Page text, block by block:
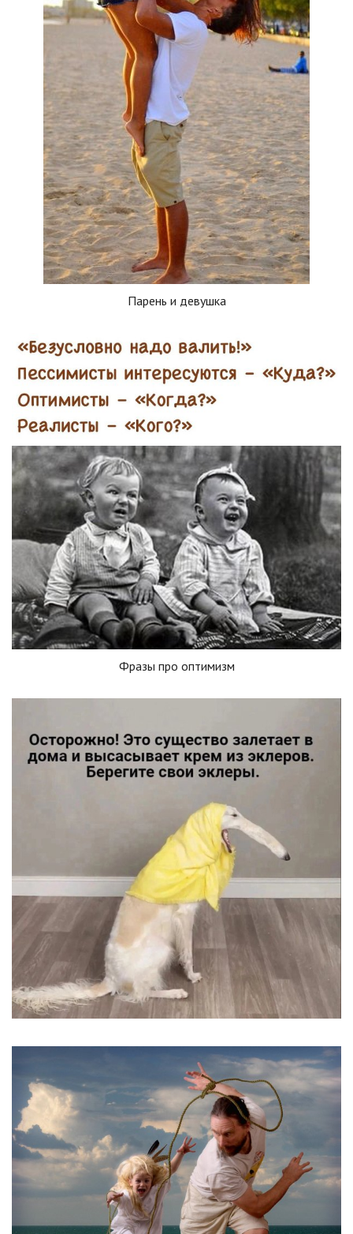
Парень и девушка
Фразы про оптимизм